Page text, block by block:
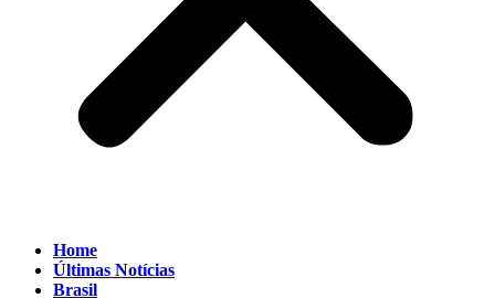
Home
Últimas Notícias
Brasil